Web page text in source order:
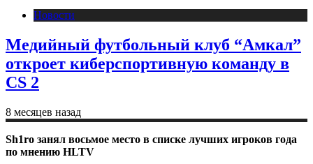
Новости
Медийный футбольный клуб “Амкал”
откроет киберспортивную команду в
CS 2
8 месяцев назад
Sh1ro занял восьмое место в списке лучших игроков года
по мнению HLTV